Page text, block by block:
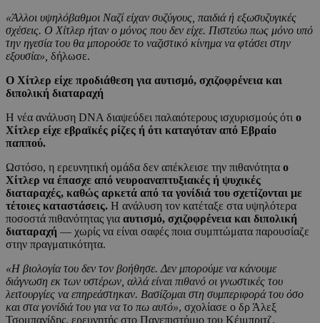
«Άλλοι υψηλόβαθμοι Ναζί είχαν συζύγους, παιδιά ή εξωσυζυγικές
σχέσεις. Ο Χίτλερ ήταν ο μόνος που δεν είχε. Πιστεύω πως μόνο υπό
την ηγεσία του θα μπορούσε το ναζιστικό κίνημα να φτάσει στην
εξουσία», δήλωσε.
Ο Χίτλερ είχε προδιάθεση για αυτισμό, σχιζοφρένεια και
διπολική διαταραχή
Η νέα ανάλυση DNA διαψεύδει παλαιότερους ισχυρισμούς ότι ο
Χίτλερ είχε εβραϊκές ρίζες ή ότι καταγόταν από Εβραίο
παππού.
Ωστόσο, η ερευνητική ομάδα δεν απέκλεισε την πιθανότητα ο
Χίτλερ να έπασχε από νευροαναπτυξιακές ή ψυχικές
διαταραχές, καθώς αρκετά από τα γονίδιά του σχετίζονται με
τέτοιες καταστάσεις. Η ανάλυση τον κατέταξε στα υψηλότερα
ποσοστά πιθανότητας για αυτισμό, σχιζοφρένεια και διπολική
διαταραχή — χωρίς να είναι σαφές ποια συμπτώματα παρουσίαζε
στην πραγματικότητα.
«Η βιολογία του δεν τον βοήθησε. Δεν μπορούμε να κάνουμε
διάγνωση εκ των υστέρων, αλλά είναι πιθανό οι γνωστικές του
λειτουργίες να επηρεάστηκαν. Βασίζομαι στη συμπεριφορά του όσο
και στα γονίδιά του για να το πω αυτό», σχολίασε ο δρ Άλεξ
Τσομπανίδης, ερευνητής στο Πανεπιστήμιο του Κέιμπριτζ.